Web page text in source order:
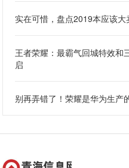
实在可惜，盘点2019本应该
王者荣耀：最霸气回城特效和
启
别再弄错了！荣耀是华为生产